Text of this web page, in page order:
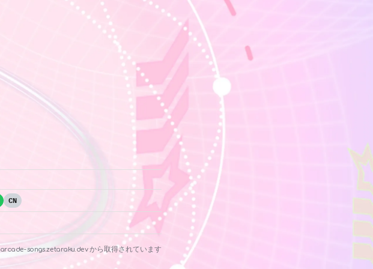
CN
arcade-songs.zetaraku.devから取得されています